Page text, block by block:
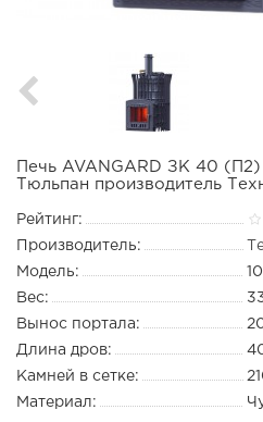
Печь AVANGARD ЗК 40 (П2)
Тюльпан производитель
Рейтинг:
Производитель:
Модель:
Вес:
Вынос портала:
Длина дров:
Камней в сетке:
Материал: